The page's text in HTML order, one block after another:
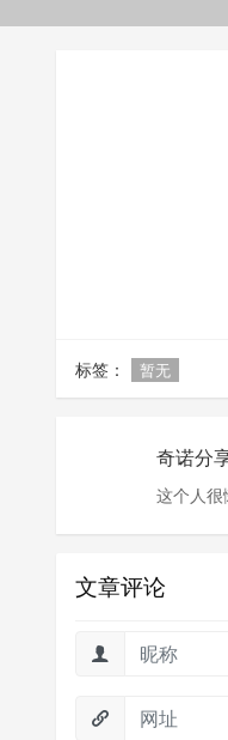
标签： 暂无
奇诺分
这个人很
文章评论